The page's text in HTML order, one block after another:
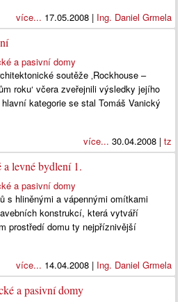
více... 17.05.2008 | Ing. Daniel Grmela
a pasivní domy
soutěže ‚Rockhouse –
roku‘ včera zveřejnili výsledky jejího
kategorie se stal Tomáš Vanický
více... 30.04.2008 | tz
levné bydlení 1.
a pasivní domy
s hliněnými a vápennými omítkami
konstrukcí, která vytváří
prostředí domu ty nejpříznivější
více... 14.04.2008 | Ing. Daniel Grmela
a pasivní domy